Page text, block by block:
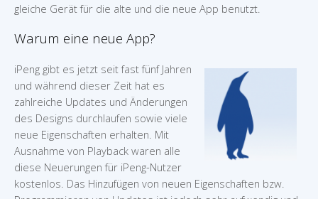
gleiche Gerät für die alte und die neue App benutzt.
Warum eine neue App?
iPeng gibt es jetzt seit fast fünf Jahren
und während dieser Zeit hat es
zahlreiche Updates und Änderungen
des Designs durchlaufen sowie viele
neue Eigenschaften erhalten. Mit
Ausnahme von Playback waren alle
diese Neuerungen für iPeng-Nutzer
kostenlos. Das Hinzufügen von neuen Eigenschaften bzw.